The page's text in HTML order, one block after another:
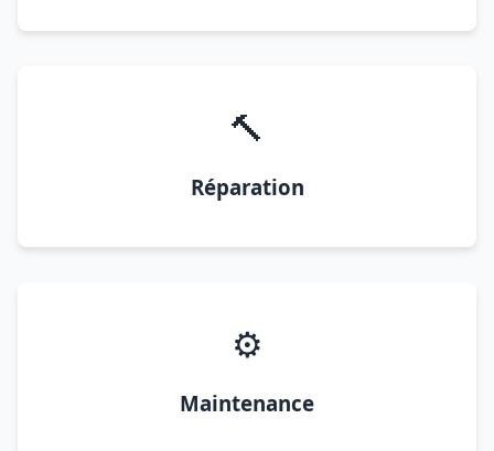
🔨
Réparation
⚙️
Maintenance